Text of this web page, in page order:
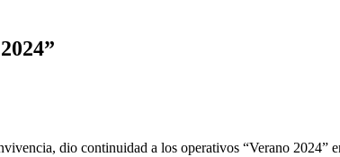
dio continuidad a los operativos “Verano 2024”